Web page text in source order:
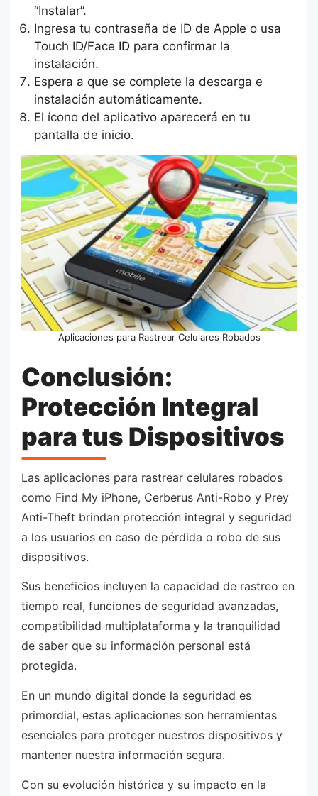
“Instalar”.
Ingresa tu contraseña de ID de Apple o usa
Touch ID/Face ID para confirmar la
instalación.
Espera a que se complete la descarga e
instalación automáticamente.
El ícono del aplicativo aparecerá en tu
pantalla de inicio.
Aplicaciones para Rastrear Celulares Robados
Conclusión:
Protección Integral
para tus Dispositivos
Las aplicaciones para rastrear celulares robados
como Find My iPhone, Cerberus Anti-Robo y Prey
Anti-Theft brindan protección integral y seguridad
a los usuarios en caso de pérdida o robo de sus
dispositivos.
Sus beneficios incluyen la capacidad de rastreo en
tiempo real, funciones de seguridad avanzadas,
compatibilidad multiplataforma y la tranquilidad
de saber que su información personal está
protegida.
En un mundo digital donde la seguridad es
primordial, estas aplicaciones son herramientas
esenciales para proteger nuestros dispositivos y
mantener nuestra información segura.
Con su evolución histórica y su impacto en la